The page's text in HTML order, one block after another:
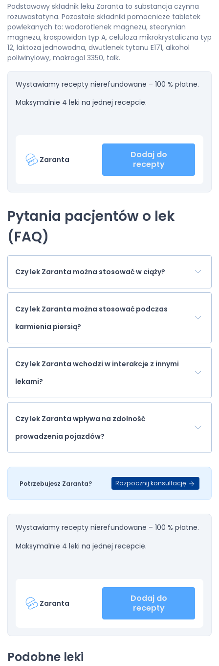
Podstawowy składnik leku Zaranta to substancja czynna
rozuwastatyna. Pozostałe składniki pomocnicze tabletek
powlekanych to: wodorotlenek magnezu, stearynian
magnezu, krospowidon typ A, celuloza mikrokrystaliczna typ
12, laktoza jednowodna, dwutlenek tytanu E171, alkohol
poliwinylowy, makrogol 3350, talk.
Wystawiamy recepty nierefundowane – 100 % płatne.
Maksymalnie 4 leki na jednej recepcie.
Zaranta
Dodaj do
recepty
Pytania pacjentów o lek
(FAQ)
Czy lek Zaranta można stosować w ciąży?
Czy lek Zaranta można stosować podczas
karmienia piersią?
Czy lek Zaranta wchodzi w interakcje z innymi
lekami?
Czy lek Zaranta wpływa na zdolność
prowadzenia pojazdów?
Potrzebujesz Zaranta? Rozpocznij konsultację
Wystawiamy recepty nierefundowane – 100 % płatne.
Maksymalnie 4 leki na jednej recepcie.
Zaranta
Dodaj do
recepty
Podobne leki